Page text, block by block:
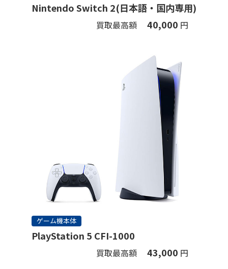
Nintendo Switch 2(日本語・国内専用)
買取最高額 40,000 円
ゲーム機本体
PlayStation 5 CFI-1000
買取最高額 43,000 円